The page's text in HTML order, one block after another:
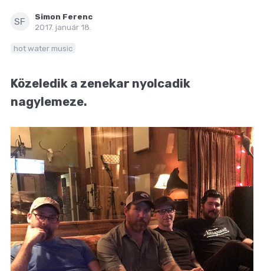
MÁSVILÁG
SF
Simon Ferenc
2017. január 18.
hot water music
Közeledik a zenekar nyolcadik
nagylemeze.